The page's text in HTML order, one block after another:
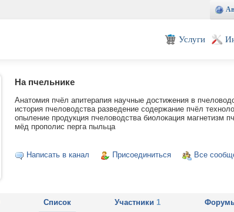
Услуги
На пчельнике
Анатомия пчёл апитерапия научные достижения в
история пчеловодства разведение содержание пчёл
опыление продукция пчеловодства биолокация магнетизм
мёд прополис перга пыльца
Написать в канал Присоединиться Все
Список Участники1